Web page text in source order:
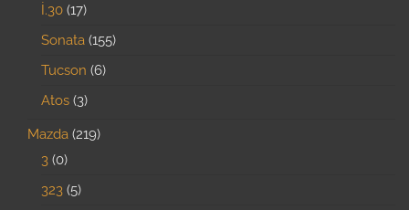
İ.30 17
Sonata 155
Tucson 6
Atos 3
Mazda 219
3 0
323 5